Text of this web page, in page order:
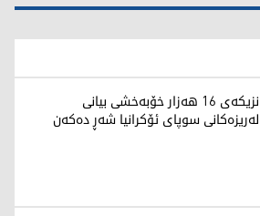
نزیکەی 16 هەزار خۆبەخشی بیانی
لەریزەکانی سوپای ئۆکرانیا شەڕ دەکەن